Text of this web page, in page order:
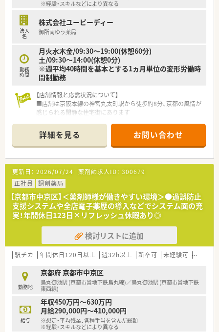
転居を伴うことはありません。
【職場環境と雰囲気】
体制が整っています。
■機能性と安全性を保ちながら自分らしく働けるように身だし
なみのルールを改定しました。
■ネイルやピアスがワンポイントであれば着用可能で髪色にも
※経験・スキルなどにより異なる
法人
名
株式会社ユーピーディー
御所南ゆう薬局
勤務
時間
月火水木金/09:30～19:00(休憩60分)
土/09:30～14:00(休憩0分)
※週平均40時間を基本とする1ヵ月単位の変形労働時
間制勤務
【店舗情報と応需状況について】
■店舗は京阪本線の神宮丸太町駅から徒歩約8分、京都の風情が
感じられる閑静な住宅街にあります
しており、1日の対応枚数は30～40枚です
■地域の患者様が中心のため、一人ひとりと丁寧に向き合いなが
ら落ち着いて業務に取り組める環境です
【募集背景と求める人物像について】
■今回は、地域への医療提供体制をさらに強化するための、組織
力向上に伴増員補充での募集です
■患者様やスタッフとのコミュニケーションを大切にし、チーム
で協力し合える方を求めております
■経験の浅い方やブランクのある方でも、充実した研修制度があ
るので安心して業務を開始できます
【求人情報について】
■これまでのご経験やスキルを正当に評価し、年収415万円から
最大600万円の範囲で優遇いたします
張りが収入にしっかりと反映されます
■月3万円の住宅手当や自己負担額を抑えられる借り上げ社宅制
度など、手厚い福利厚生が魅力です
【勤務実態について】
■年間休日は123日以上を確保しており、完全週休2日制でオン
とオフのメリハリをつけられます
詳細を見る お問い合わせ
更新日： 2026/07/24 薬剤師求人ID： 300679
正社員
調剤薬局
【京都市中京区】＜薬剤師様が働きやすい環境＞●過誤防止
支援システムや全店電子薬歴の導入などでシステム面の充
実！年間休日123日×リフレッシュ休暇あり◎
検討リストに追加
駅チカ 年間休日120日以上 週32h以上 新卒可 未経験可 ブラン
勤務地
京都府 京都市中京区
烏丸御池駅 (京都市営地下鉄烏丸線)／烏丸御池駅 (京都市営地下鉄
東西線)
給与
年収450万円～630万円
月給290,000円～410,000円
※想定・平均残業、各種手当を含んだ総額
※経験・スキルなどにより異なる